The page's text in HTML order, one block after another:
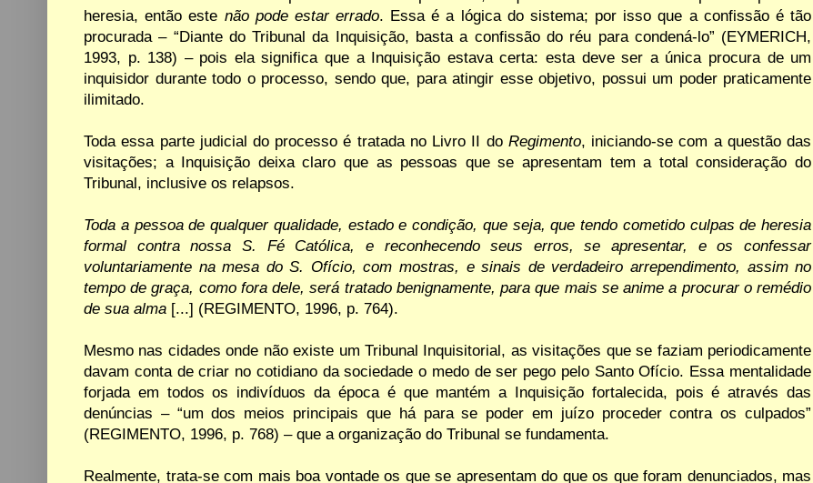
heresia, entãoeste não pode estar errado. Essa é a lógica do sistema; por isso que a confissão étão
procurada – “Diante do Tribunal da Inquisição, basta a confissão do réu para condená-lo” (EYMERICH,
1993, p. 138) –pois ela significa que a Inquisição estavacerta: esta deve ser a única procura de um
inquisidor durante todo o processo, sendo que, para atingir esse objetivo, possui um poder praticamente
ilimitado.
Toda essa parte judicial do processo é tratada no Livro II do Regimento, iniciando-se com a questão das
visitações; a Inquisição deixa claro que as pessoas que se apresentam tem a total consideração do
Tribunal, inclusive os relapsos.
Toda a pessoa de qualquer qualidade, estado e condição, que seja,que tendo cometido culpas de heresia
formal
contra nossa S. Fé Católica, e reconhecendo seus erros, se apresentar, e os confessar
voluntariamente na mesa do S. Ofício, com mostras, e sinais de verdadeiro arrependimento, assim no
tempo de graça, como fora dele, será tratado benignamente, para que mais se anime a procurar o remédio
de sua alma [...] (REGIMENTO, 1996, p. 764).
Mesmo nas cidades onde não existe um Tribunal Inquisitorial, as visitações que se faziam periodicamente
davam conta de criar no cotidiano da sociedade o medo de ser pego pelo Santo Ofício. Essa mentalidade
forjada em todos os indivíduos da época é que mantém a Inquisição fortalecida, pois é através das
denúncias – “um dos meios principais que há para se poder em juízo procedercontra os culpados”
(REGIMENTO, 1996, p. 768) – que a organização do Tribunal se fundamenta.
Realmente, trata-se com mais boa vontade os que se apresentam do que os que foram denunciados, mas